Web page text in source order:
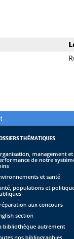
THÉMATIQUES
management et
de notre
et santé
populations et
aux concours
section
bibliothèque autrement
nos bibliographies